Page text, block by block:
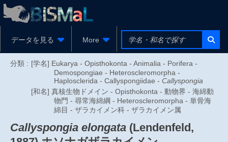
データを見る More
分類 : [学名] Eukarya - Opisthokonta - Animalia - Porifera -
Demospongiae - Heteroscleromorpha -
Haplosclerida - Callyspongiidae - Callyspongia
[和名] 真核生物ドメイン - Opisthokonta - 動物界 - 海綿動
物門 - 尋常海綿綱 - Heteroscleromorpha - 単骨海
綿目 - ザラカイメン科 - ザラカイメン属
Callyspongia elongata (Lendenfeld,